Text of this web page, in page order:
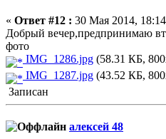
« Ответ #12 : 30 Мая 2014,
Добрый вечер,предпринимаю
фото
IMG_1286.jpg (58.31 КБ,
IMG_1287.jpg (43.52 КБ,
Записан
алексей 48